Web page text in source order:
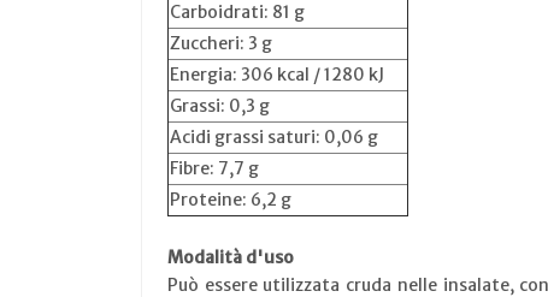
Carboidrati: 81 g
Zuccheri: 3 g
Energia: 306 kcal / 1280 kJ
Grassi: 0,3 g
Acidi grassi saturi: 0,06 g
Fibre: 7,7 g
Proteine: 6,2 g
Modalità d'uso
Può essere utilizzata cruda nelle insalate,